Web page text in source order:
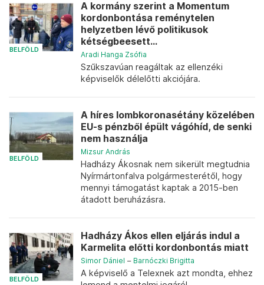
BELFÖLD
A kormány szerint a Momentum
kordonbontása reménytelen
helyzetben lévő politikusok
kétségbeesett...
Aradi Hanga Zsófia
Szűkszavúan reagáltak az ellenzéki
képviselők délelőtti akciójára.
BELFÖLD
A híres lombkoronasétány közelében
EU-s pénzből épült vágóhíd, de senki
nem használja
Mizsur András
Hadházy Ákosnak nem sikerült megtudnia
Nyírmártonfalva polgármesterétől, hogy
mennyi támogatást kaptak a 2015-ben
átadott beruházásra.
BELFÖLD
Hadházy Ákos ellen eljárás indul a
Karmelita előtti kordonbontás miatt
Simor Dániel – Barnóczki Brigitta
A képviselő a Telexnek azt mondta, ehhez